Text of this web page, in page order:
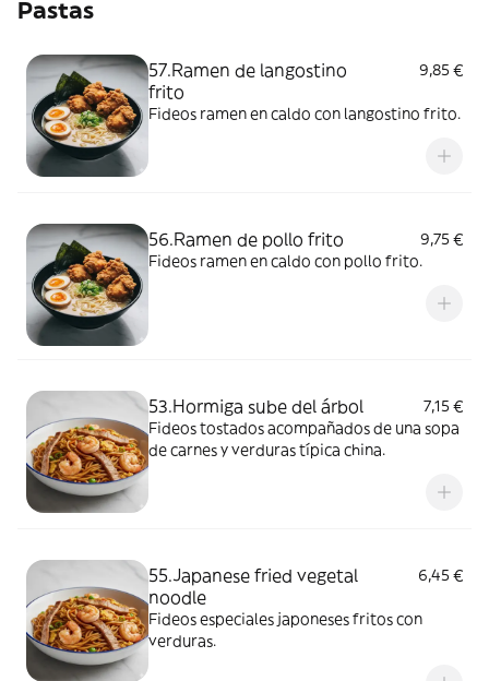
Pastas
57.Ramen de langostino
frito
9,85 €
Fideos ramen en caldo con langostino frito.
56.Ramen de pollo frito
9,75 €
Fideos ramen en caldo con pollo frito.
53.Hormiga sube del árbol
7,15 €
Fideos tostados acompañados de una sopa
de carnes y verduras típica china.
55.Japanese fried vegetal
noodle
6,45 €
Fideos especiales japoneses fritos con
verduras.